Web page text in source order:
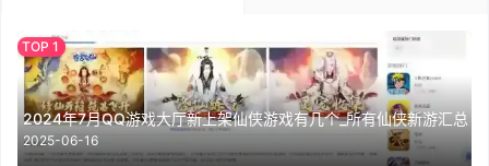
2024年7月QQ游戏大厅新上架仙侠游戏有几个_所有仙侠新游汇总
2025-06-16